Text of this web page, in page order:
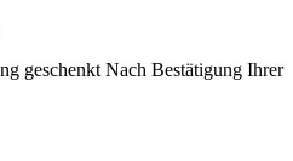
geschenkt Nach Bestätigung Ihrer